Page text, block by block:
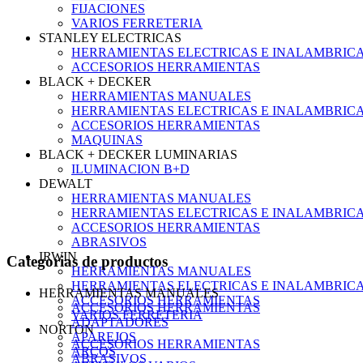
FIJACIONES
VARIOS FERRETERIA
STANLEY ELECTRICAS
HERRAMIENTAS ELECTRICAS E
ACCESORIOS HERRAMIENTAS
BLACK + DECKER
HERRAMIENTAS MANUALES
HERRAMIENTAS ELECTRICAS E
ACCESORIOS HERRAMIENTAS
MAQUINAS
BLACK + DECKER LUMINARIAS
ILUMINACION B+D
DEWALT
HERRAMIENTAS MANUALES
HERRAMIENTAS ELECTRICAS E
ACCESORIOS HERRAMIENTAS
ABRASIVOS
IRWIN
HERRAMIENTAS MANUALES
HERRAMIENTAS ELECTRICAS E
ACCESORIOS HERRAMIENTAS
VARIOS FERRETERIA
NORTON
ACCESORIOS HERRAMIENTAS
ABRASIVOS
Categorias de productos
HERRAMIENTAS MANUALES
ACCESORIOS HERRAMIENTAS
ADAPTADORES
APAREJOS
ARCOS